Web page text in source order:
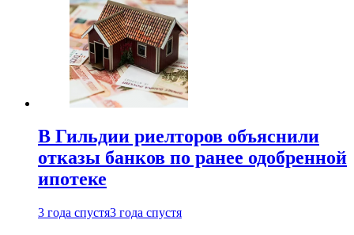
В Гильдии риелторов объяснили
отказы банков по ранее одобренной
ипотеке
3 года спустя3 года спустя